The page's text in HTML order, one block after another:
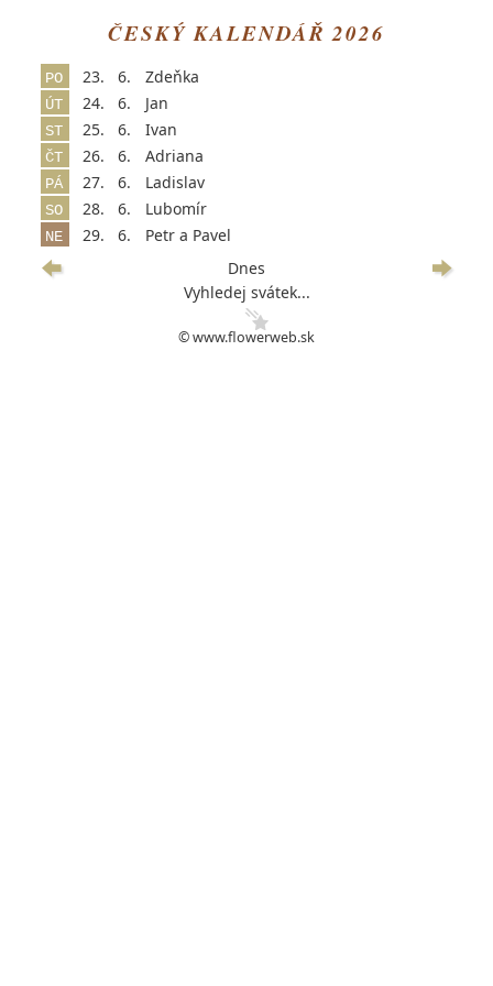
ČESKÝ KALENDÁŘ 2026
PO 23. 6. Zdeňka
ÚT 24. 6. Jan
ST 25. 6. Ivan
ČT 26. 6. Adriana
PÁ 27. 6. Ladislav
SO 28. 6. Lubomír
NE 29. 6.
Petr a Pavel
Dnes
Vyhledej svátek...
© www.flowerweb.sk